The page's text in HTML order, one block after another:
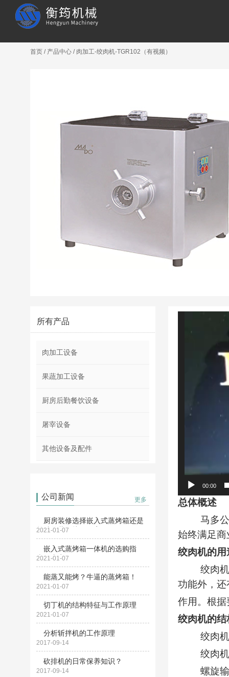
首页 / 产品中心 / 肉加工-绞肉机-TGR102（有视频）
00:00
总体概述
马多公司
始终满足
绞肉机的用
绞肉机的
功能外，
作用。根
绞肉机的结
绞肉机主
绞肉机工
螺旋输送
所有产品
肉加工设备
果蔬加工设备
厨房后勤餐饮设备
屠宰设备
其他设备及配件
公司新闻 更多
厨房装修选择嵌入式蒸烤箱还是
单独的蒸箱烤箱？家...
2021-01-07
嵌入式蒸烤箱一体机的选购指
南，太实用了！
2021-01-07
能蒸又能烤？牛逼的蒸烤箱！
2021-01-07
切丁机的结构特征与工作原理
2021-01-07
分析斩拌机的工作原理
2017-09-14
砍排机的日常保养知识？
2017-09-14